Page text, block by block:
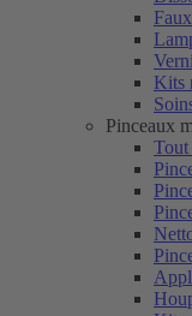
Kits
Pinceaux